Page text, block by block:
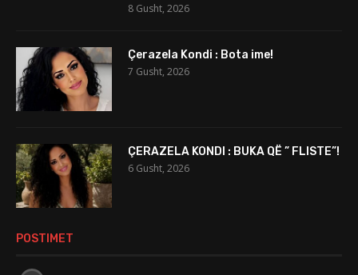
8 Gusht, 2026
Çerazela Kondi : Bota ime!
7 Gusht, 2026
ÇERAZELA KONDI : BUKA QË ” FLISTE”!
6 Gusht, 2026
POSTIMET